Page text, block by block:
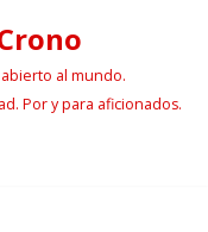
al mundo.
Por y para aficionados.